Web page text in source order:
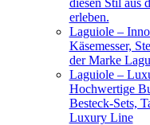
diesen Stil aus
erleben.
Laguiole –
Käsemesser,
der Marke
Laguiole –
Hochwertige
Besteck-Sets,
Luxury Line